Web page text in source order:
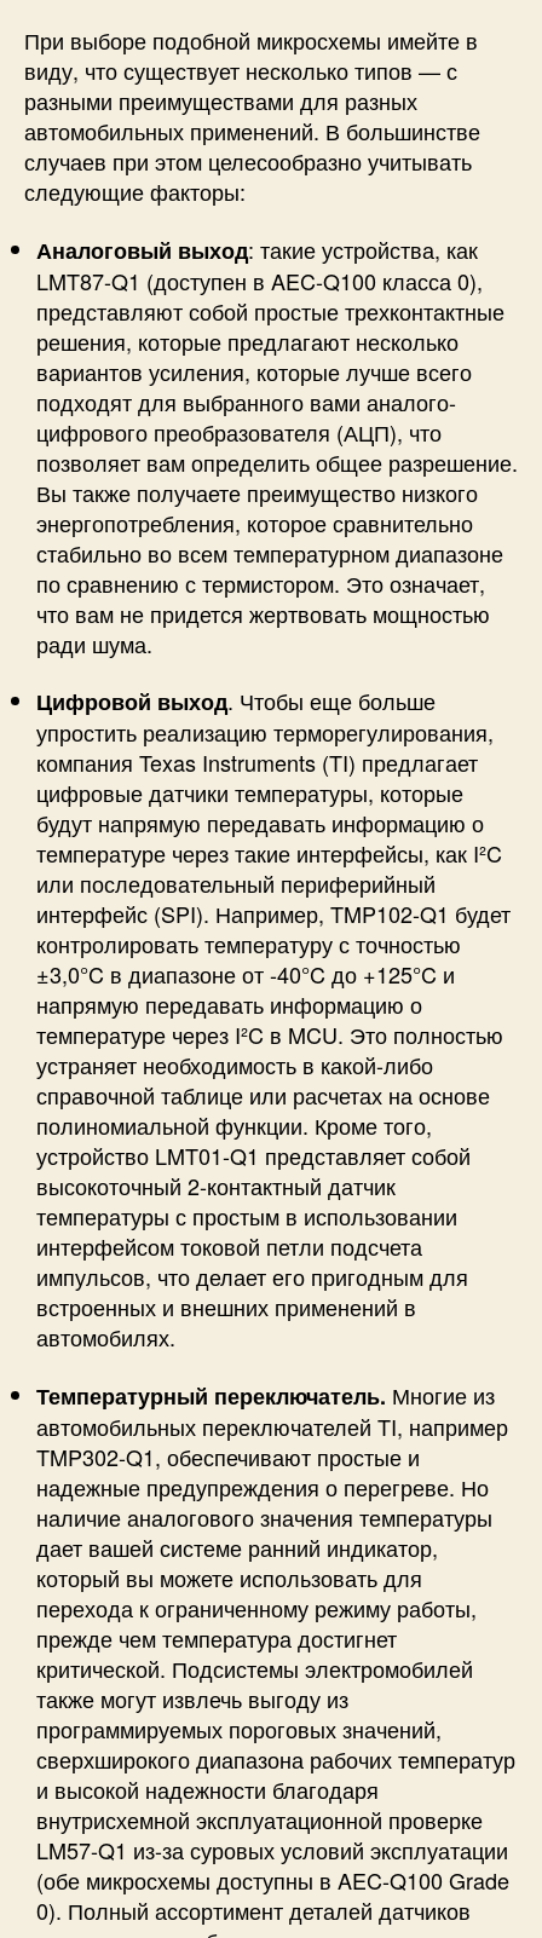
При выборе подобной микросхемы имейте в
виду, что существует несколько типов — с
разными преимуществами для разных
автомобильных применений. В большинстве
случаев при этом целесообразно учитывать
следующие факторы:
Аналоговый выход: такие устройства, как
LMT87-Q1 (доступен в AEC-Q100 класса 0),
представляют собой простые трехконтактные
решения, которые предлагают несколько
вариантов усиления, которые лучше всего
подходят для выбранного вами аналого-
цифрового преобразователя (АЦП), что
позволяет вам определить общее разрешение.
Вы также получаете преимущество низкого
энергопотребления, которое сравнительно
стабильно во всем температурном диапазоне
по сравнению с термистором. Это означает,
что вам не придется жертвовать мощностью
ради шума.
Цифровой выход. Чтобы еще больше
упростить реализацию терморегулирования,
компания Texas Instruments (TI) предлагает
цифровые датчики температуры, которые
будут напрямую передавать информацию о
температуре через такие интерфейсы, как I²C
или последовательный периферийный
интерфейс (SPI). Например, TMP102-Q1 будет
контролировать температуру с точностью
±3,0°C в диапазоне от -40°C до +125°C и
напрямую передавать информацию о
температуре через I²C в MCU. Это полностью
устраняет необходимость в какой-либо
справочной таблице или расчетах на основе
полиномиальной функции. Кроме того,
устройство LMT01-Q1 представляет собой
высокоточный 2-контактный датчик
температуры с простым в использовании
интерфейсом токовой петли подсчета
импульсов, что делает его пригодным для
встроенных и внешних применений в
автомобилях.
Температурный переключатель. Многие из
автомобильных переключателей TI, например
TMP302-Q1, обеспечивают простые и
надежные предупреждения о перегреве. Но
наличие аналогового значения температуры
дает вашей системе ранний индикатор,
который вы можете использовать для
перехода к ограниченному режиму работы,
прежде чем температура достигнет
критической. Подсистемы электромобилей
также могут извлечь выгоду из
программируемых пороговых значений,
сверхширокого диапазона рабочих температур
и высокой надежности благодаря
внутрисхемной эксплуатационной проверке
LM57-Q1 из-за суровых условий эксплуатации
(обе микросхемы доступны в AEC-Q100 Grade
0). Полный ассортимент деталей датчиков